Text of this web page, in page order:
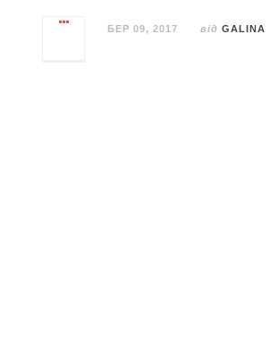
БЕР 09, 2017 від GALINA